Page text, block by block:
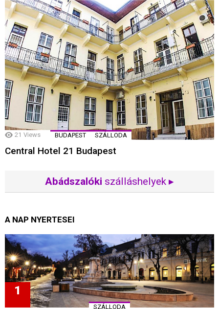
21 Views BUDAPEST SZÁLLODA
Central Hotel 21 Budapest
Abádszalóki szálláshelyek ▸
A NAP NYERTESEI
SZÁLLODA